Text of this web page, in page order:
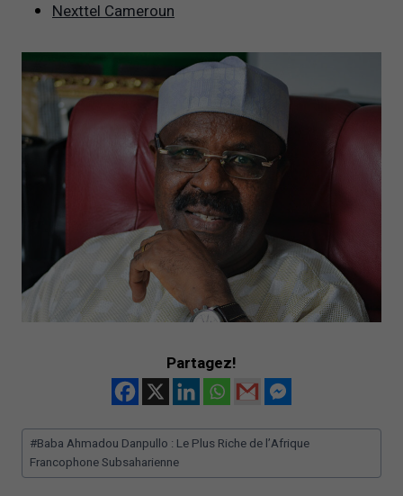
Nexttel Cameroun
Partagez!
Étiquettes
de
la
#Baba Ahmadou Danpullo : Le Plus Riche de l’Afrique
Francophone Subsaharienne